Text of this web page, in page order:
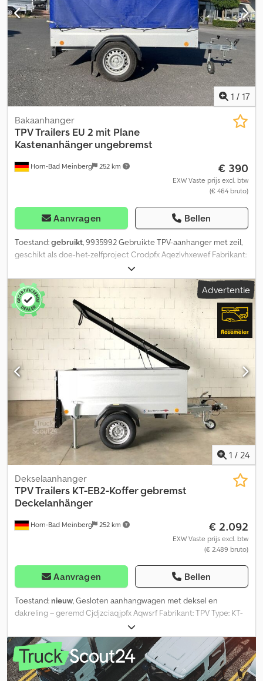
ladingzekering Steunwiel In de werkplaats gecontroleerd
Optioneel met nieuwe TÜV-keuring Mogelijke extra opties en
accessoires voor deze aanhanger: Vlak zeil Diefstalbeveiliging
met slot Laadnet Disselhoes Registratie van uw aanhanger bij de
verkeersdienst
1 / 17
Horn-Bad Meinberg 252 km
Bakaanhanger
TPV Trailers EU 2 mit Plane
Kastenanhänger ungebremst
€ 390
EXW Vaste prijs excl. btw
(€ 464 bruto)
Aanvragen Bellen
Toestand:gebruikt, 9935992 Gebruikte TPV-aanhanger met zeil,
geschikt als doe-het-zelfproject Crodpfx Aqezlvhxewef Fabrikant:
TPV Type: EU 2 Afmetingen: 2020 x 1075 x 1145 mm (L x B x H)
Toelaatbaar totaalgewicht: 750 kg Leeggewicht: ca. 140 kg
(laadvermogen kan variëren afhankelijk van de uitrusting en
constructie) Laadvermogen: ca. 610 kg Eerste toelating: 31-03-
2015 Zeil: blauw Doorlopende disselarmen verbogen, waardoor de
bodemplaat naar boven is gebogen * Schade, zie foto's.
Advertentie
1 / 24
Horn-Bad Meinberg 252 km
Dekselaanhanger
TPV Trailers KT-EB2-Koffer gebremst
Deckelanhänger
€ 2.092
EXW Vaste prijs excl. btw
(€ 2.489 bruto)
Aanvragen Bellen
Toestand: nieuw, Gesloten aanhangwagen met deksel en
dakreling – geremd Cjdjzciaqjpfx Aqwsrf Fabrikant: TPV Type: KT-
EB2 Binnenafmetingen: 2020 x 1075 x 720 mm Buitenafmetingen:
2960 x 1520 x 1310 mm Toegestane totaalgewicht: 1000 kg
Leeggewicht: ca. 262 kg Laadvermogen: ca. 738 kg Deksel met
gasdempers, spatwaterdicht, 56 mm hoog, met dakreling
Laadbakwanden van verzinkt staalplaat Geremd Enkelas Neuswiel